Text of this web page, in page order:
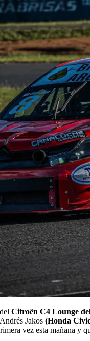
Citroën C4 Lounge
Jakos (Honda
vez esta mañana y